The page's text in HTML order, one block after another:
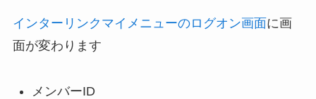
インターリンクマイメニューのログオン画面に画
面が変わります
メンバーID